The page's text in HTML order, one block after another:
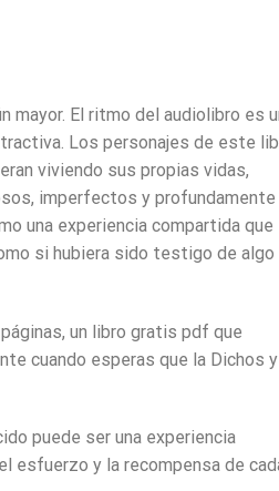
mayor. El ritmo del audiolibro es
Los personajes de este
viviendo sus propias vidas,
imperfectos y profundamente
una experiencia compartida que
si hubiera sido testigo de algo
un libro gratis pdf que
cuando esperas que la Dichos y
puede ser una experiencia
esfuerzo y la recompensa de